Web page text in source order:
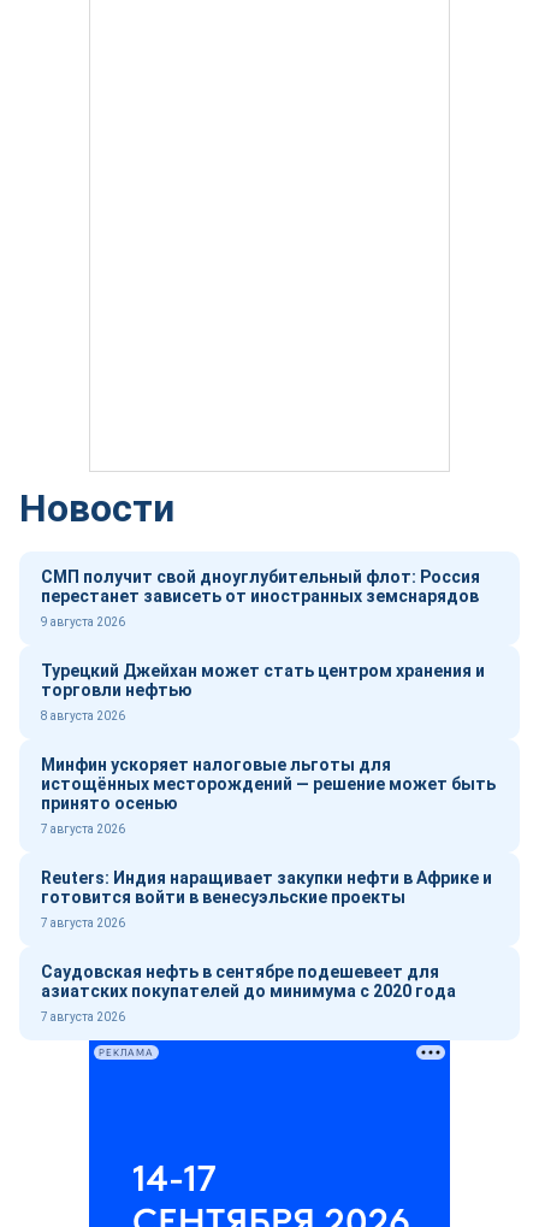
Новости
СМП получит свой дноуглубительный флот: Россия
перестанет зависеть от иностранных земснарядов
9 августа 2026
Турецкий Джейхан может стать центром хранения и
торговли нефтью
8 августа 2026
Минфин ускоряет налоговые льготы для
истощённых месторождений — решение может быть
принято осенью
7 августа 2026
Reuters: Индия наращивает закупки нефти в Африке и
готовится войти в венесуэльские проекты
7 августа 2026
Саудовская нефть в сентябре подешевеет для
азиатских покупателей до минимума с 2020 года
7 августа 2026
РЕКЛАМА